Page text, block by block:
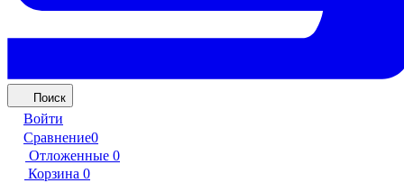
Поиск
Войти
Сравнение0
Отложенные 0
Корзина 0